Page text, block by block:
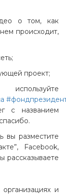
о том, как
происходит,
проект;
с названием
вы разместите
Facebook,
рассказываете
и